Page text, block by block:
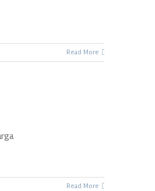
Read More
Read More